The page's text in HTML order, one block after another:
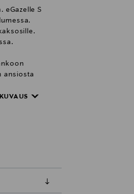
S
ansiosta
josta